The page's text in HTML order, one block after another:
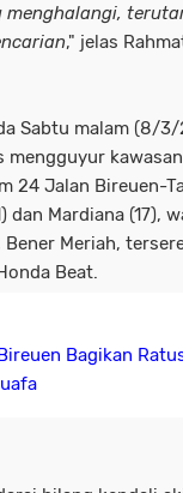
," jelas
Sabtu malam (8/
mengguyur
24 Jalan Bireuen-
dan Mardiana (17),
Bener Meriah,
Beat.
Bagikan